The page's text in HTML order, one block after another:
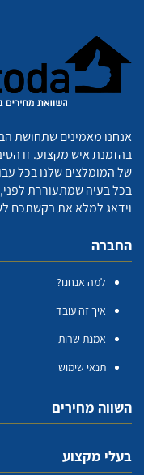
אנחנו מאמינים שתחושת
בהזמנת איש מקצוע. זו
של המומלצים שלנו בכל
בכל בעיה שמתעוררת
וידאג למלא את בקשתכם
החברה
למה אנחנו?
איך זה עובד
אמנת שרות
תנאי שימוש
השווה מחירים
בעלי מקצוע